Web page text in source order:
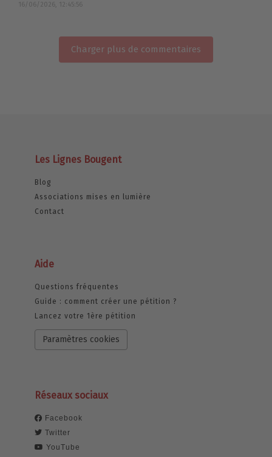
16/06/2026, 12:45:56
Charger plus de commentaires
Les Lignes Bougent
Blog
Associations mises en lumière
Contact
Aide
Questions fréquentes
Guide : comment créer une pétition ?
Lancez votre 1ère pétition
Paramètres cookies
Réseaux sociaux
Facebook
Twitter
YouTube